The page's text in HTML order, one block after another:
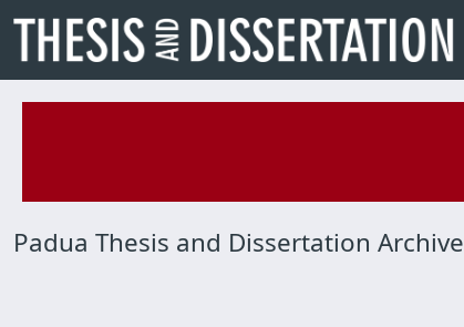
Padua Thesis and Dissertation Archive